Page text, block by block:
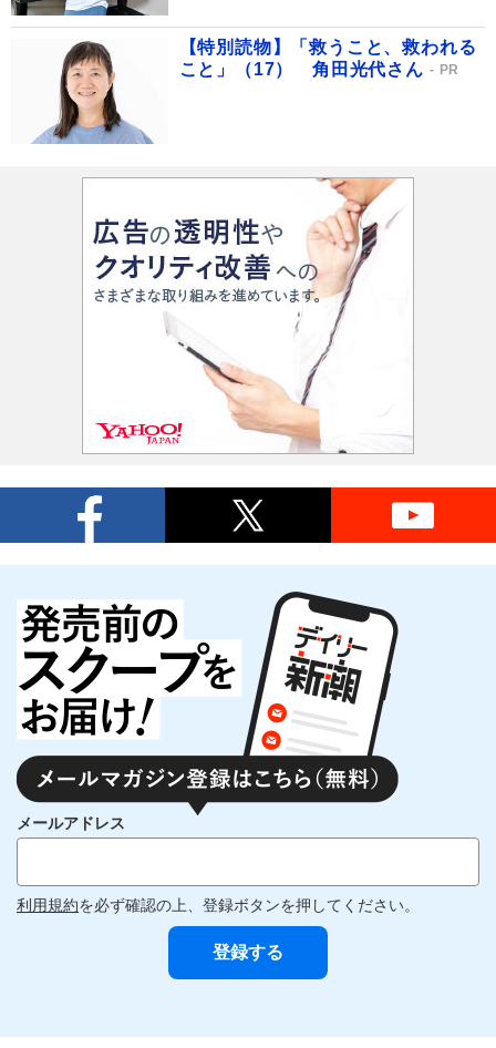
【特別読物】「救うこと、救われる
こと」（17） 角田光代さん
PR
メールアドレス
利用規約を必ず確認の上、登録ボタンを押してください。